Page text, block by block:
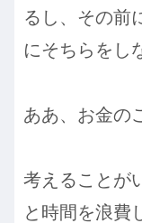
るし、その前
にそちらをし
ああ、お金の
考えることが
と時間を浪費